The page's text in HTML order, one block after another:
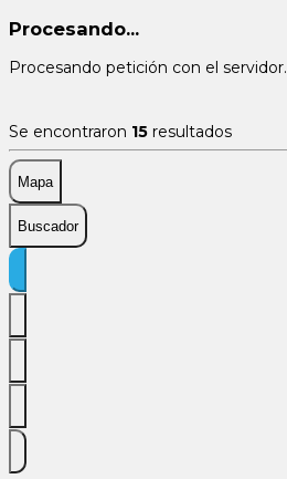
Procesando...
Procesando petición con el servidor.
Se encontraron 15 resultados
Mapa
Buscador